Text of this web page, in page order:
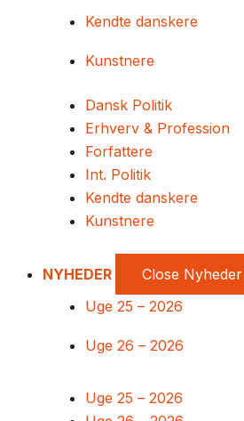
Kendte danskere
Kunstnere
Dansk Politik
Erhverv & Profession
Forfattere
Int. Politik
Kendte danskere
Kunstnere
NYHEDER Close Nyheder
Uge 25 – 2026
Uge 26 – 2026
Uge 25 – 2026